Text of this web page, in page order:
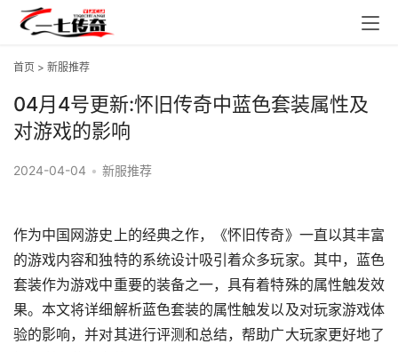
首页 > 新服推荐
04月4号更新:怀旧传奇中蓝色套装属性及
对游戏的影响
2024-04-04 • 新服推荐
作为中国网游史上的经典之作，《怀旧传奇》一直以其丰富
的游戏内容和独特的系统设计吸引着众多玩家。其中，蓝色
套装作为游戏中重要的装备之一，具有着特殊的属性触发效
果。本文将详细解析蓝色套装的属性触发以及对玩家游戏体
验的影响，并对其进行评测和总结，帮助广大玩家更好地了